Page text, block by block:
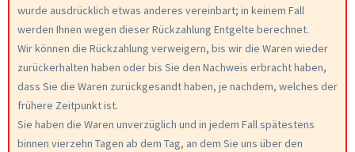
wurde ausdrücklich etwas anderes vereinbart; in keinem Fall
werden Ihnen wegen dieser Rückzahlung Entgelte berechnet.
Wir können die Rückzahlung verweigern, bis wir die Waren wieder
zurückerhalten haben oder bis Sie den Nachweis erbracht haben,
dass Sie die Waren zurückgesandt haben, je nachdem, welches der
frühere Zeitpunkt ist.
Sie haben die Waren unverzüglich und in jedem Fall spätestens
binnen vierzehn Tagen ab dem Tag, an dem Sie uns über den